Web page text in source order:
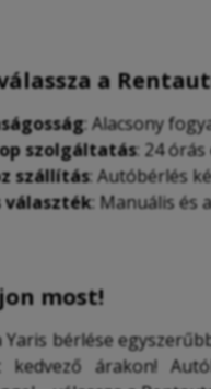
a
: Alacsony
szolgáltatás: 24
szállítás: Autóbérlés
választék: Manuális és
most!
Yaris bérlése
kedvező árakon!